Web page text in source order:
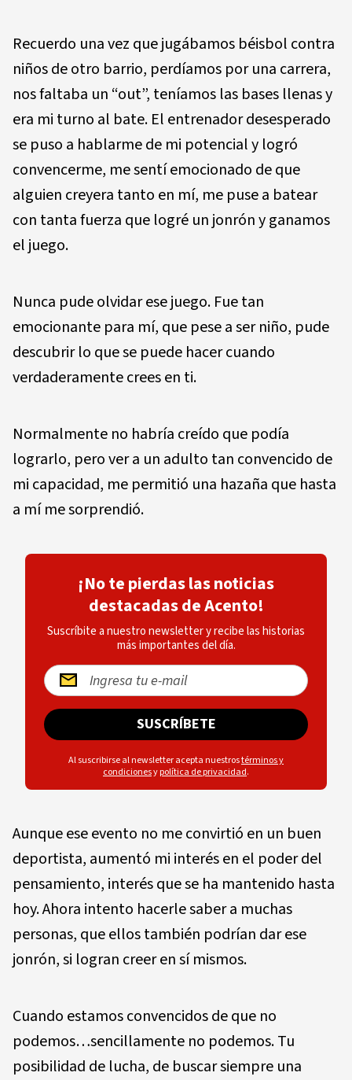
Recuerdo una vez que jugábamos béisbol contra
niños de otro barrio, perdíamos por una carrera,
nos faltaba un “out”, teníamos las bases llenas y
era mi turno al bate. El entrenador desesperado
se puso a hablarme de mi potencial y logró
convencerme, me sentí emocionado de que
alguien creyera tanto en mí, me puse a batear
con tanta fuerza que logré un jonrón y ganamos
el juego.
Nunca pude olvidar ese juego. Fue tan
emocionante para mí, que pese a ser niño, pude
descubrir lo que se puede hacer cuando
verdaderamente crees en ti.
Normalmente no habría creído que podía
lograrlo, pero ver a un adulto tan convencido de
mi capacidad, me permitió una hazaña que hasta
a mí me sorprendió.
¡No te pierdas las noticias
destacadas de Acento!
Suscríbite a nuestro newsletter y recibe las historias
más importantes del día.
SUSCRÍBETE
Al suscribirse al newsletter acepta nuestrostérminos y
condicionesypolítica de privacidad.
Aunque ese evento no me convirtió en un buen
deportista, aumentó mi interés en el poder del
pensamiento, interés que se ha mantenido hasta
hoy. Ahora intento hacerle saber a muchas
personas, que ellos también podrían dar ese
jonrón, si logran creer en sí mismos.
Cuando estamos convencidos de que no
podemos…sencillamente no podemos. Tu
posibilidad de lucha, de buscar siempre una